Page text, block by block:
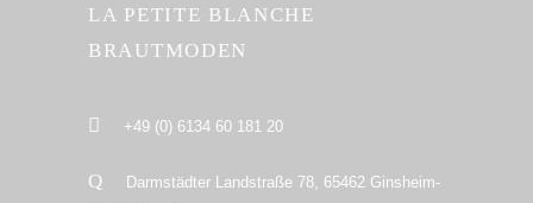
LA PETITE BLANCHE
BRAUTMODEN
+49 (0) 6134 60 181 20
Darmstädter Landstraße 78, 65462 Ginsheim-